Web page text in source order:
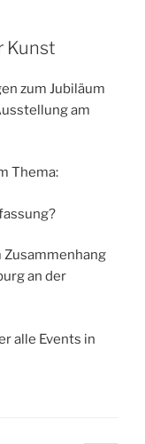
Kunst
zum Jubiläum
am
Thema:
an der
alle Events in